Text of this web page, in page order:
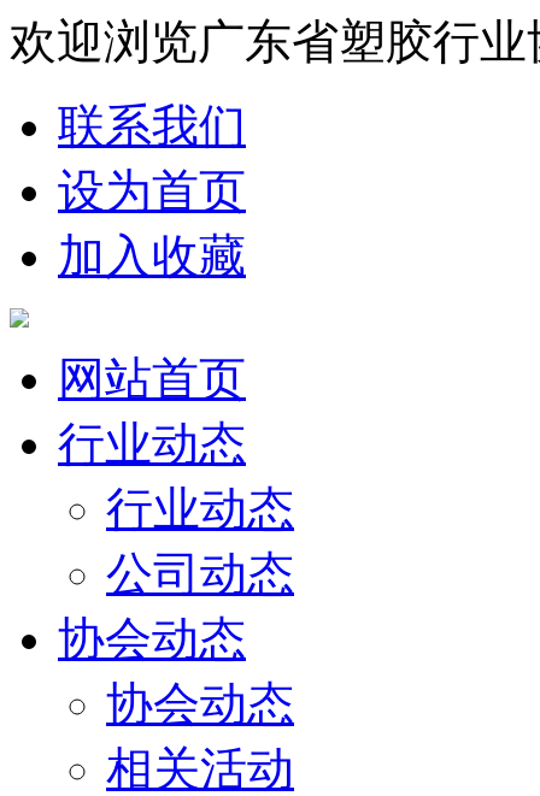
欢迎浏览广东省塑胶行
联系我们
设为首页
加入收藏
网站首页
行业动态
行业动态
公司动态
协会动态
协会动态
相关活动